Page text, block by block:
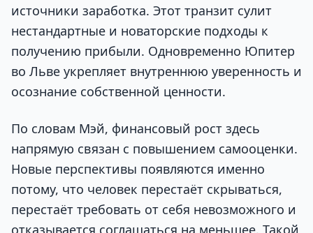
источники заработка. Этот транзит сулит
нестандартные и новаторские подходы к
получению прибыли. Одновременно Юпитер
во Льве укрепляет внутреннюю уверенность и
осознание собственной ценности.
По словам Мэй, финансовый рост здесь
напрямую связан с повышением самооценки.
Новые перспективы появляются именно
потому, что человек перестаёт скрываться,
перестаёт требовать от себя невозможного и
отказывается соглашаться на меньшее. Такой